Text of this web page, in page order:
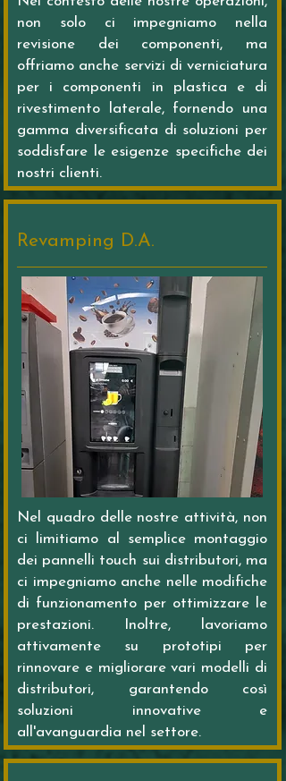
non solo ci impegniamo nella
revisione dei componenti, ma
offriamo anche servizi di verniciatura
per i componenti in plastica e di
rivestimento laterale, fornendo una
gamma diversificata di soluzioni per
soddisfare le esigenze specifiche dei
nostri clienti.
Revamping D.A.
Nel quadro delle nostre attività, non
ci limitiamo al semplice montaggio
dei pannelli touch sui distributori, ma
ci impegniamo anche nelle modifiche
di funzionamento per ottimizzare le
prestazioni. Inoltre, lavoriamo
attivamente su prototipi per
rinnovare e migliorare vari modelli di
distributori, garantendo così
soluzioni innovative e
all'avanguardia nel settore.